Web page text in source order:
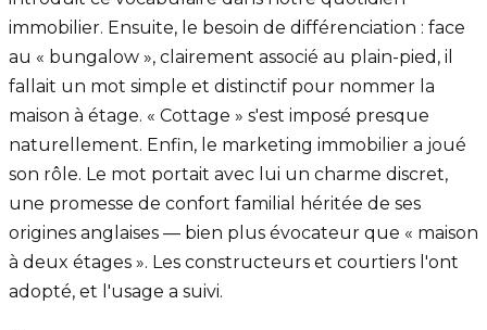
immobilier. Ensuite, le besoin de différenciation : face
au « bungalow », clairement associé au plain-pied, il
fallait un mot simple et distinctif pour nommer la
maison à étage. « Cottage » s'est imposé presque
naturellement. Enfin, le marketing immobilier a joué
son rôle. Le mot portait avec lui un charme discret,
une promesse de confort familial héritée de ses
origines anglaises — bien plus évocateur que « maison
à deux étages ». Les constructeurs et courtiers l'ont
adopté, et l'usage a suivi.